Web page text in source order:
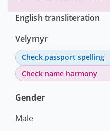
English transliteration
Velymyr
Check passport spelling
Check name harmony
Gender
Male